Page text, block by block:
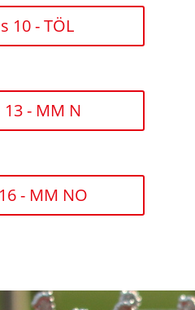
10 - TÖL
13 - MM N
- MM NO